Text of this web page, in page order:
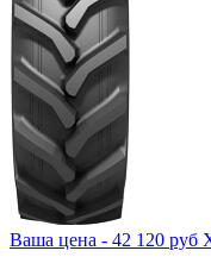
Ваша цена - 42 120 руб